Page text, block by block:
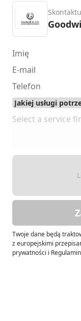
Twoje dane będą
z europejskimi
prywatności i